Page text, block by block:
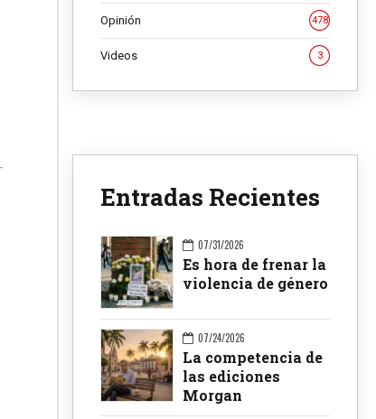
Opinión 478
Videos 3
Entradas Recientes
07/31/2026
Es hora de frenar la
violencia de género
07/24/2026
La competencia de
las ediciones
Morgan